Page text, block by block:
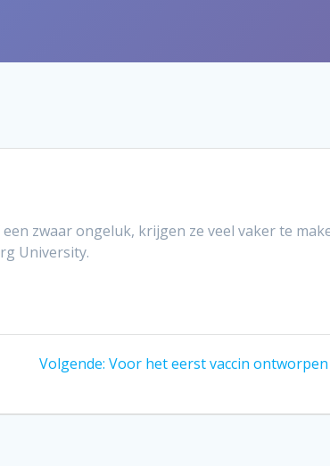
zwaar ongeluk, krijgen ze veel vaker te
University.
Volgende: Volgend
Voor het eerst vaccin